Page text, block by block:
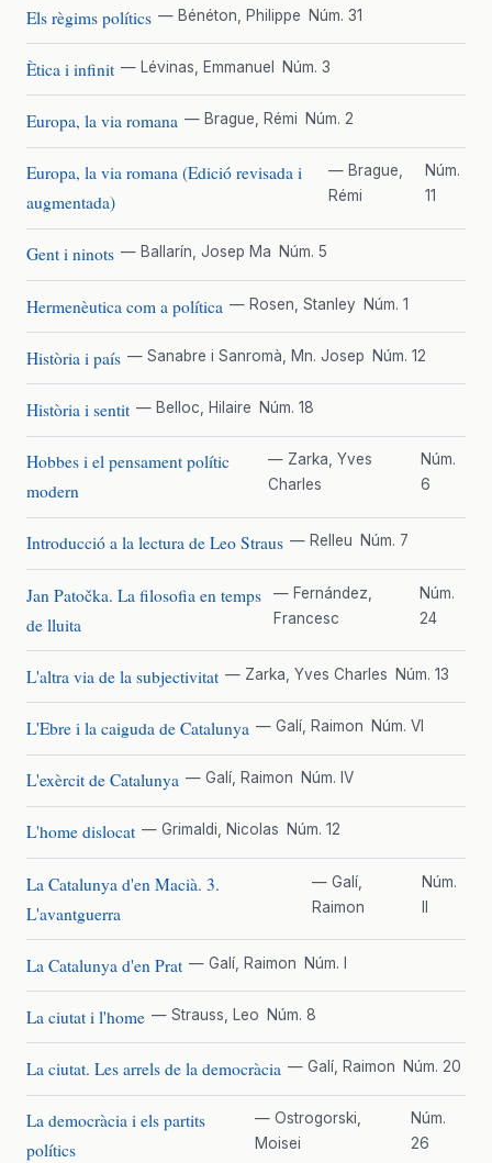
Els règims polítics — Bénéton, Philippe Núm. 31
Ètica i infinit — Lévinas, Emmanuel Núm. 3
Europa, la via romana — Brague, Rémi Núm. 2
Europa, la via romana (Edició revisada i
augmentada)
— Brague,
Rémi
Núm.
11
Gent i ninots — Ballarín, Josep Ma Núm. 5
Hermenèutica com a política — Rosen, Stanley Núm. 1
Història i país — Sanabre i Sanromà, Mn. Josep Núm. 12
Història i sentit — Belloc, Hilaire Núm. 18
Hobbes i el pensament polític
modern
— Zarka, Yves
Charles
Núm.
6
Introducció a la lectura de Leo Straus — Relleu Núm. 7
Jan Patočka. La filosofia en temps
de lluita
— Fernández,
Francesc
Núm.
24
L'altra via de la subjectivitat — Zarka, Yves Charles Núm. 13
L'Ebre i la caiguda de Catalunya — Galí, Raimon Núm. VI
L'exèrcit de Catalunya — Galí, Raimon Núm. IV
L'home dislocat — Grimaldi, Nicolas Núm. 12
La Catalunya d'en Macià. 3.
L'avantguerra
— Galí,
Raimon
Núm.
II
La Catalunya d'en Prat — Galí, Raimon Núm. I
La ciutat i l'home — Strauss, Leo Núm. 8
La ciutat. Les arrels de la democràcia — Galí, Raimon Núm. 20
La democràcia i els partits
polítics
— Ostrogorski,
Moisei
Núm.
26